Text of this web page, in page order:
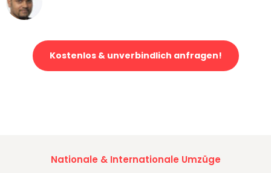
Kostenlos & unverbindlich anfragen!
Nationale & Internationale Umzüge